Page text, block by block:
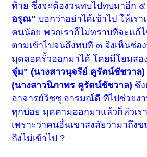
ท้าย ซึ่งจะต้องวนทบไปทบมาอีก ๕
อรุณ"บอกว่าอย่าได้เข้าไป ให้เร
คนน้อย พวกเราก็ไม่ทราบที่จะแก้ไ
ตามเข้าไปจนถึงทบที่ ๓ จึงเห็นช่อ
มุดลอดรั้วออกมาได้ โดยมีโยมสอ
จุ๋ม" (นางสาวนุจรีย์ คูรัตน์ชัชวาล)
(นางสาวนิภาพร คูรัตน์ชัชวาล) ซึ่
อาจารย์วิชชุ อารมณ์ดี ที่ไปช่วยง
ทุกบ่อย มุดตามออกมาแล้วก็หัวเร
เพราะว่าคนอื่นเขาสงสัยว่ามาถึง
ถึงไม่เข้าไป ?